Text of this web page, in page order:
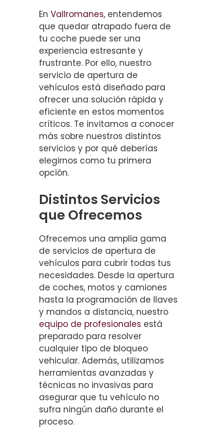
En Vallromanes, entendemos
que quedar atrapado fuera de
tu coche puede ser una
experiencia estresante y
frustrante. Por ello, nuestro
servicio de apertura de
vehículos está diseñado para
ofrecer una solución rápida y
eficiente en estos momentos
críticos. Te invitamos a conocer
más sobre nuestros distintos
servicios y por qué deberías
elegirnos como tu primera
opción.
Distintos Servicios
que Ofrecemos
Ofrecemos una amplia gama
de servicios de apertura de
vehículos para cubrir todas tus
necesidades. Desde la apertura
de coches, motos y camiones
hasta la programación de llaves
y mandos a distancia, nuestro
equipo de profesionales está
preparado para resolver
cualquier tipo de bloqueo
vehicular. Además, utilizamos
herramientas avanzadas y
técnicas no invasivas para
asegurar que tu vehículo no
sufra ningún daño durante el
proceso.